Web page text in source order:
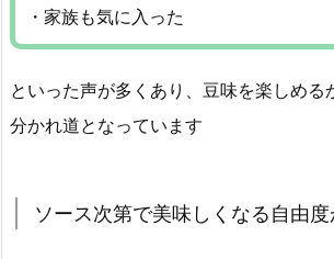
・家族も気に入った
といった声が多くあり、豆味を楽しめる
分かれ道となっています
ソース次第で美味しくなる自由